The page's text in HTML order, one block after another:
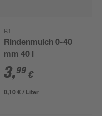
B1
Rindenmulch 0-40
mm 40 l
3,99 €
0,10 € / Liter